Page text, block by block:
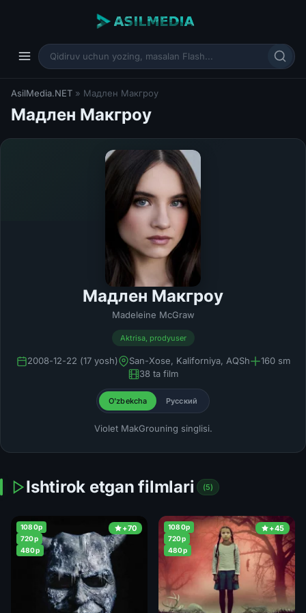
AsilMedia.NET » Мадлен Макгроу
Мадлен Макгроу
Мадлен Макгроу
Madeleine McGraw
Aktrisa, prodyuser
2008-12-22 (17 yosh) San-Xose, Kaliforniya, AQSh
160 sm
38 ta film
O'zbekcha Русский
Violet MakGrouning singlisi.
Ishtirok etgan filmlari (5)
+70
1080p
720p
480p
+45
1080p
720p
480p